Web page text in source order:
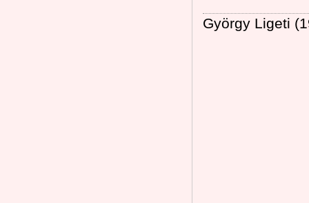
György Ligeti